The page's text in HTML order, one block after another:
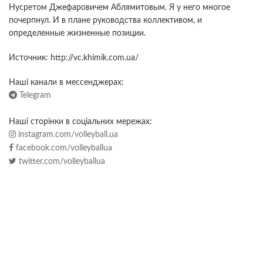
Нусретом Джефаровичем Аблямитовым. Я у него многое
почерпнул. И в плане руководства коллективом, и
определенные жизненные позиции.
Источник: http://vc.khimik.com.ua/
Наші канали в мессенджерах:
Telegram
Наші сторінки в соціальних мережах:
instagram.com/volleyball.ua
facebook.com/volleyballua
twitter.com/volleyballua